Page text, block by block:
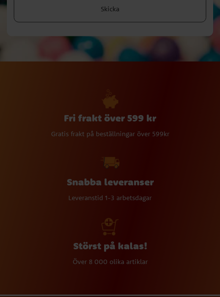
Skicka
Fri frakt över 599 kr
Gratis frakt på beställningar över 599kr
Snabba leveranser
Leveranstid 1-3 arbetsdagar
Störst på kalas!
Över 8 000 olika artiklar